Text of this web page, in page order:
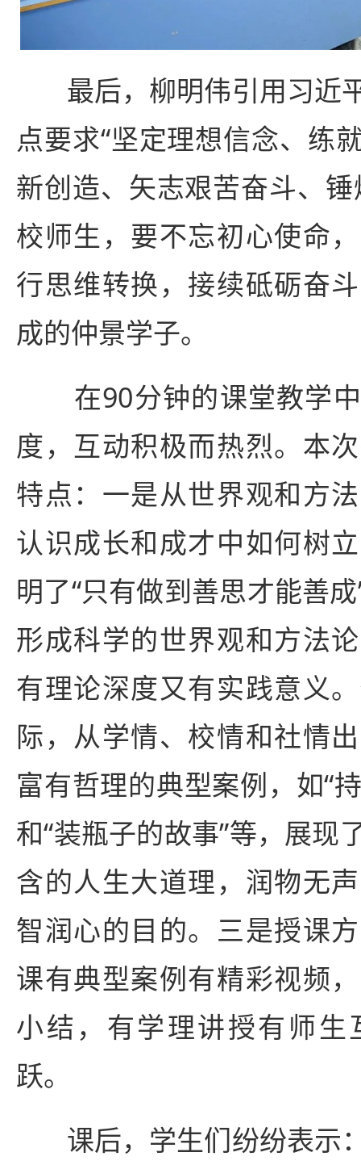
最后，柳明伟引用习近
点要求“坚定理想信念、练
新创造、矢志艰苦奋斗、
校师生，要不忘初心使命
行思维转换，接续砥砺奋
成的仲景学子。
在90分钟的课堂教学
度，互动积极而热烈。本
特点：一是从世界观和方
认识成长和成才中如何树
明了“只有做到善思才能善
形成科学的世界观和方法
有理论深度又有实践意义
际，从学情、校情和社情
富有哲理的典型案例，如“
和“装瓶子的故事”等，展现
含的人生大道理，润物无
智润心的目的。三是授课
课有典型案例有精彩视频
小结，有学理讲授有师生
跃。
课后，学生们纷纷表示